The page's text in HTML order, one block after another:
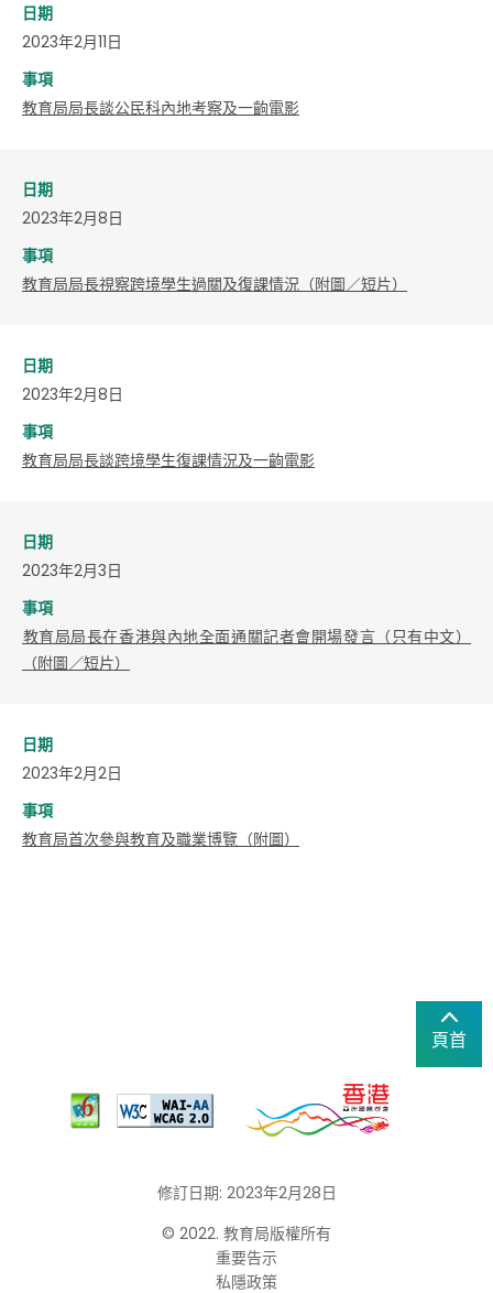
日期
2023年2月11日
事項
教育局局長談公民科內地考察及一齣電影
日期
2023年2月8日
事項
教育局局長視察跨境學生過關及復課情況（附圖／短片）
日期
2023年2月8日
事項
教育局局長談跨境學生復課情況及一齣電影
日期
2023年2月3日
事項
​教育局局長在香港與內地全面通關記者會開場發言（只有中文）
（附圖／短片）
日期
2023年2月2日
事項
教育局首次參與教育及職業博覽（附圖）
頁首
修訂日期: 2023年2月28日
© 2022. 教育局版權所有
重要告示
私隱政策